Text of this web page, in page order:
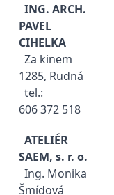
ING. ARCH.
PAVEL
CIHELKA
Za kinem
1285, Rudná
tel.:
606 372 518
ATELIÉR
SAEM, s. r. o.
Ing. Monika
Šmídová